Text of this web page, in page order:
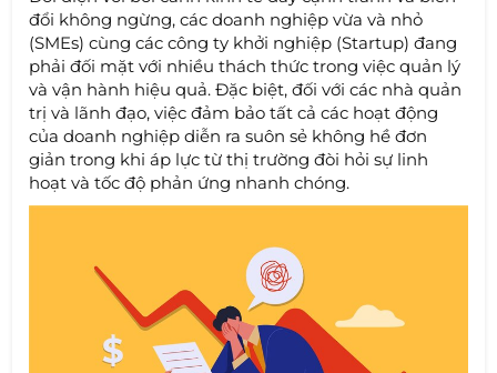
đổi không ngừng, các doanh nghiệp vừa và nhỏ
(SMEs) cùng các công ty khởi nghiệp (Startup) đang
phải đối mặt với nhiều thách thức trong việc quản lý
và vận hành hiệu quả. Đặc biệt, đối với các nhà quản
trị và lãnh đạo, việc đảm bảo tất cả các hoạt động
của doanh nghiệp diễn ra suôn sẻ không hề đơn
giản trong khi áp lực từ thị trường đòi hỏi sự linh
hoạt và tốc độ phản ứng nhanh chóng.